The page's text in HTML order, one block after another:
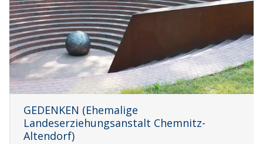
GEDENKEN (Ehemalige
Landeserziehungsanstalt Chemnitz-
Altendorf)